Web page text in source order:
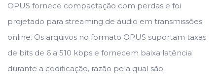
OPUS fornece compactação com perdas e foi
projetado para streaming de áudio em transmissões
online. Os arquivos no formato OPUS suportam taxas
de bits de 6 a 510 kbps e fornecem baixa latência
durante a codificação, razão pela qual são